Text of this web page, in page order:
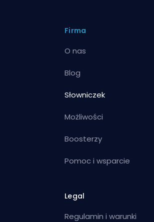
Firma
O nas
Blog
Słowniczek
Możliwości
Boosterzy
Pomoc i wsparcie
Legal
Regulamin i warunki